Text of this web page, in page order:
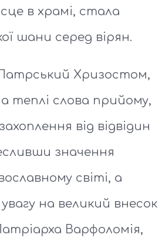
в храмі, стала
шани серед вірян.
Хризостом,
теплі слова прийому,
від відвідин
значення
світі, а
на великий внесок
Варфоломія,